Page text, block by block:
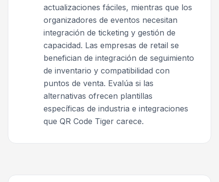
actualizaciones fáciles, mientras que los
organizadores de eventos necesitan
integración de ticketing y gestión de
capacidad. Las empresas de retail se
benefician de integración de seguimiento
de inventario y compatibilidad con
puntos de venta. Evalúa si las
alternativas ofrecen plantillas
específicas de industria e integraciones
que QR Code Tiger carece.